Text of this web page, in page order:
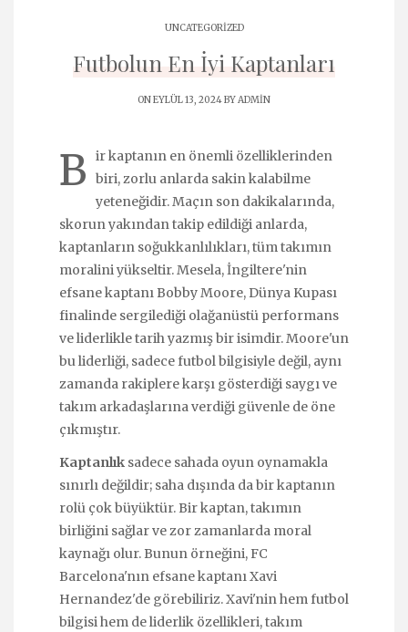
UNCATEGORIZED
Futbolun En İyi Kaptanları
ON EYLÜL 13, 2024 BYADMIN
B
ir kaptanın en önemli özelliklerinden
biri, zorlu anlarda sakin kalabilme
yeteneğidir. Maçın son dakikalarında,
skorun yakından takip edildiği anlarda,
kaptanların soğukkanlılıkları, tüm takımın
moralini yükseltir. Mesela, İngiltere'nin
efsane kaptanı Bobby Moore, Dünya Kupası
finalinde sergilediği olağanüstü performans
ve liderlikle tarih yazmış bir isimdir. Moore'un
bu liderliği, sadece futbol bilgisiyle değil, aynı
zamanda rakiplere karşı gösterdiği saygı ve
takım arkadaşlarına verdiği güvenle de öne
çıkmıştır.
Kaptanlık sadece sahada oyun oynamakla
sınırlı değildir; saha dışında da bir kaptanın
rolü çok büyüktür. Bir kaptan, takımın
birliğini sağlar ve zor zamanlarda moral
kaynağı olur. Bunun örneğini, FC
Barcelona'nın efsane kaptanı Xavi
Hernandez'de görebiliriz. Xavi'nin hem futbol
bilgisi hem de liderlik özellikleri, takım